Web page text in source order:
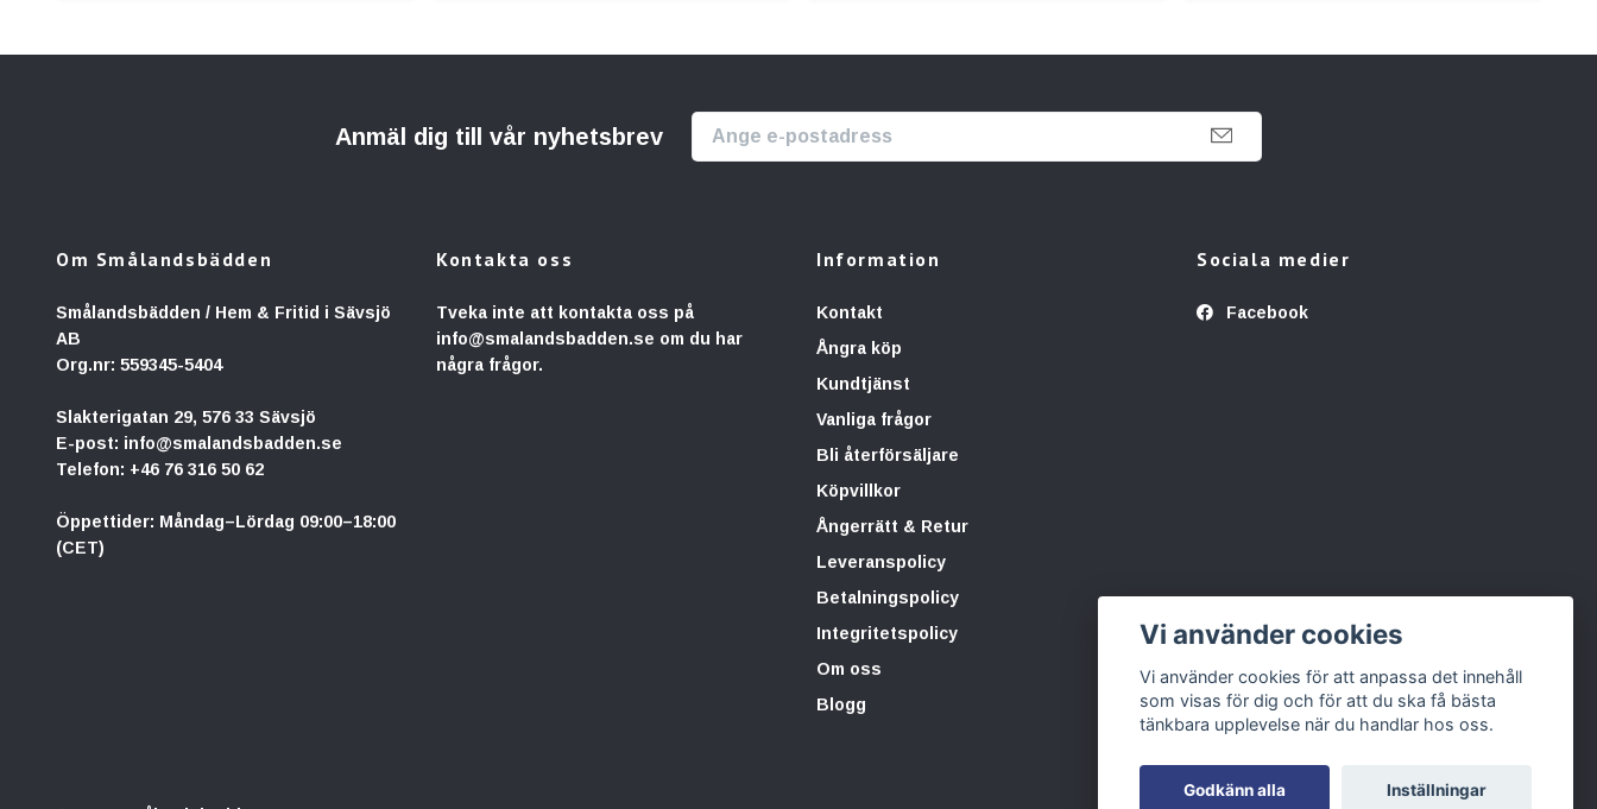
Anmäl dig till vår nyhetsbrev
Om Smålandsbädden
Smålandsbädden / Hem & Fritid i Sävsjö
AB
Org.nr: 559345-5404
Slakterigatan 29, 576 33 Sävsjö
E-post: info@smalandsbadden.se
Telefon: +46 76 316 50 62
Öppettider: Måndag–Lördag 09:00–18:00
(CET)
Kontakta oss
Tveka inte att kontakta oss på
info@smalandsbadden.se om du har
några frågor.
Information
Kontakt
Ångra köp
Kundtjänst
Vanliga frågor
Bli återförsäljare
Köpvillkor
Ångerrätt & Retur
Leveranspolicy
Betalningspolicy
Integritetspolicy
Om oss
Blogg
Sociala medier
Facebook
Vi använder cookies
Vi använder cookies för att anpassa det innehåll
som visas för dig och för att du ska få bästa
tänkbara upplevelse när du handlar hos oss.
Godkänn alla Inställningar